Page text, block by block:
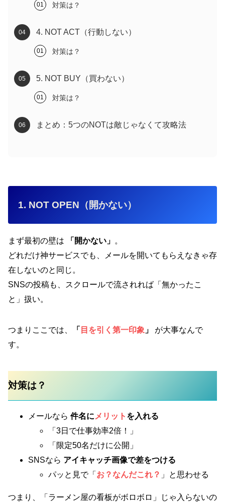
対策は？
4. NOT ACT（行動しない）
対策は？
5. NOT BUY（買わない）
対策は？
まとめ：5つのNOTは敵じゃなくて攻略法
1. NOT OPEN（開かない）
まず最初の壁は 「開かない」 。
どれだけ神サービスでも、メールを開いてもらえなきゃ存
在しないのと同じ。
SNSの投稿も、スクロールで流されれば「無かったこ
と」扱い。
つまりここでは、 「 目を引く第一印象 」
が大事なんで
す。
対策は？
メールなら 件名に メリット を入れる
「3日で仕事効率2倍！」
「限定50名だけに公開」
SNSなら アイキャッチ画像で差をつける
パッと見で「 お？なんだこれ？ 」と思わせる
つまり、「ラーメン屋の看板がボロボロ」じゃ入らないの